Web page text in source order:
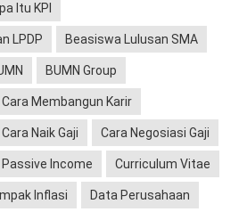
Itu KPI
LPDP Beasiswa Lulusan SMA
BUMN Group
Cara Membangun Karir
Cara Naik Gaji Cara Negosiasi Gaji
Income Curriculum Vitae
Inflasi Data Perusahaan